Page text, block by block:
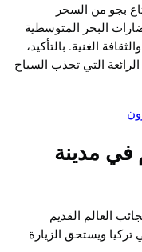
بجو من السحر
البحر المتوسطية
الغنية. بالتأكيد،
التي تجذب السياح
في مدينة
العالم القديم
تركيا ويستحق الزيارة